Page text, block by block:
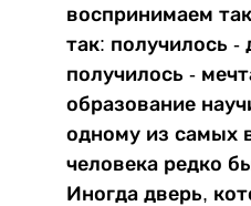
воспринимаем
так: получилось -
получилось -
образование
одному из самых
человека редко
Иногда дверь,